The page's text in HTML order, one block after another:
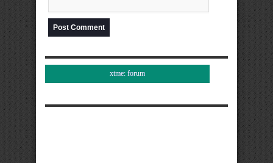
xtme: forum